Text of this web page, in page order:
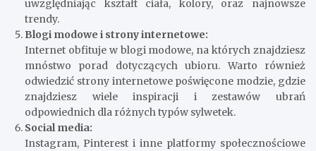
uwzględniając kształt ciała, kolory, oraz najnowsze
trendy.
Blogi modowe i strony internetowe:
Internet obfituje w blogi modowe, na których znajdziesz
mnóstwo porad dotyczących ubioru. Warto również
odwiedzić strony internetowe poświęcone modzie, gdzie
znajdziesz wiele inspiracji i zestawów ubrań
odpowiednich dla różnych typów sylwetek.
Social media:
Instagram, Pinterest i inne platformy społecznościowe